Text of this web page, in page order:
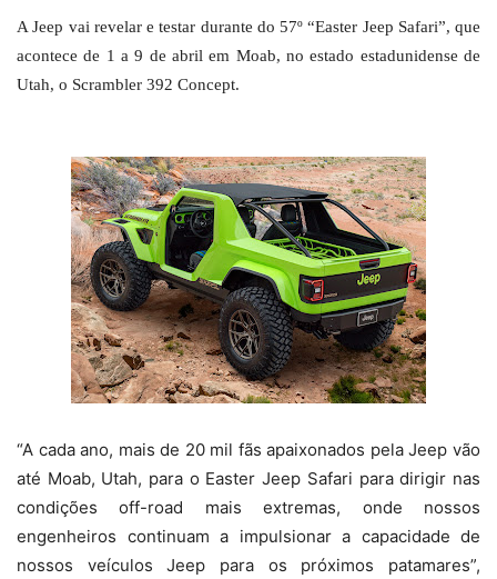
A Jeep vai revelar e testar durante do 57º “Easter Jeep Safari”, que
acontece de 1 a 9 de abril em Moab, no estado estadunidense de
Utah, o Scrambler 392 Concept.
“A cada ano, mais de 20 mil fãs apaixonados pela Jeep vão
até Moab, Utah, para o Easter Jeep Safari para dirigir nas
condições off-road mais extremas, onde nossos
engenheiros continuam a impulsionar a capacidade de
nossos veículos Jeep para os próximos patamares”,